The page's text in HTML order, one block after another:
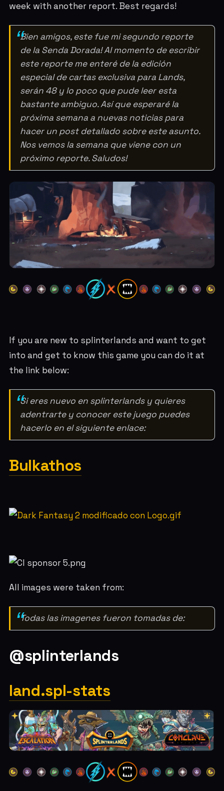
week with another report. Best regards!
Bien amigos, este fue mi segundo reporte
de la Senda Dorada! Al momento de escribir
este reporte me enteré de la edición
especial de cartas exclusiva para Lands,
serán 48 y lo poco que pude leer esta
bastante ambiguo. Así que esperaré la
próxima semana a nuevas noticias para
hacer un post detallado sobre este asunto.
Nos vemos la semana que viene con un
próximo reporte. Saludos!
If you are new to splinterlands and want to get
into and get to know this game you can do it at
the link below:
Si eres nuevo en splinterlands y quieres
adentrarte y conocer este juego puedes
hacerlo en el siguiente enlace:
Bulkathos
All images were taken from:
Todas las imagenes fueron tomadas de:
@splinterlands
land.spl-stats